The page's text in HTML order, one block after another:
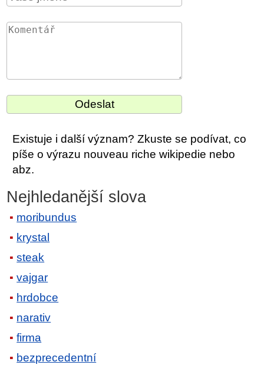
Existuje i další význam? Zkuste se podívat, co
píše o výrazu nouveau riche wikipedie nebo
abz.
Nejhledanější slova
moribundus
krystal
steak
vajgar
hrdobce
narativ
firma
bezprecedentní